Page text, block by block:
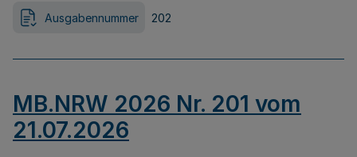
Ausgabennummer 202
MB.NRW 2026 Nr. 201 vom
21.07.2026